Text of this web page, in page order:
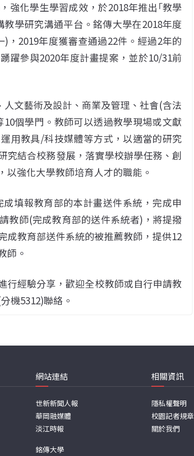
強化學生學習成效，於2018年推出｢教學
學研究溝通平台。銘傳大學在2018年度
，2019年度獲審查通過22件。經過2年的
躍參與2020年度計畫提案，並於10/31前
文藝術及設計、商業及管理、社會(含法
個學門。教師可以透過教學現場或文獻
用教具/科技媒體等方式，以適當的研究
究結合校務發展，落實學校辦學任務、創
強化大學教師培育人才的職能。
填報教育部的本計畫送件系統，完成申
教師(完成教育部的送件系統者)，將提撥
成教育部送件系統的被推薦教師，提供12
師。
行經驗分享，歡迎全校教師或自行申請教
機5312)聯絡。
網站連結
世新新聞人報
華岡融媒體
淡江時報
銘傳大學
相關資訊
隱私權聲明
校園記者規章
關於我們